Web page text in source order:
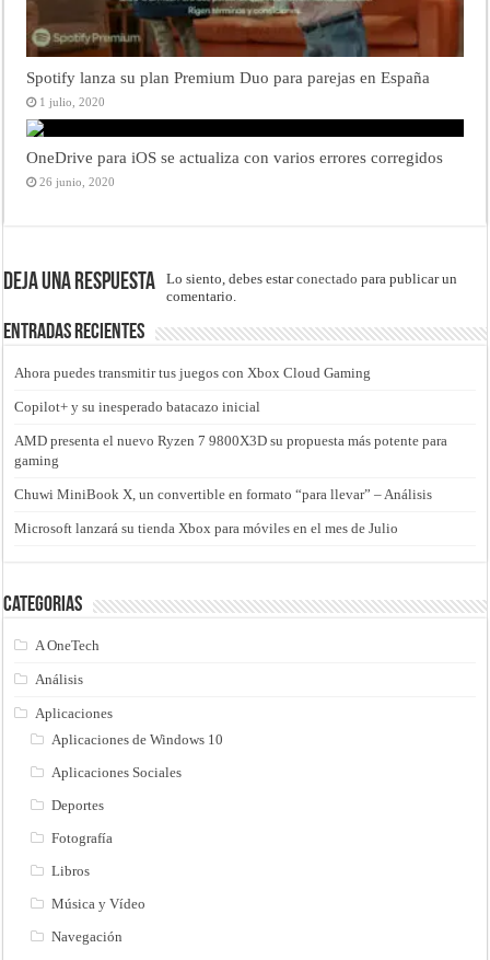
Spotify lanza su plan Premium Duo para parejas en España
1 julio, 2020
OneDrive para iOS se actualiza con varios errores corregidos
26 junio, 2020
Deja una respuesta Lo siento, debes estarconectado para publicar un
comentario.
Entradas recientes
Ahora puedes transmitir tus juegos con Xbox Cloud Gaming
Copilot+ y su inesperado batacazo inicial
AMD presenta el nuevo Ryzen 7 9800X3D su propuesta más potente para
gaming
Chuwi MiniBook X, un convertible en formato “para llevar” – Análisis
Microsoft lanzará su tienda Xbox para móviles en el mes de Julio
Categorias
A OneTech
Análisis
Aplicaciones
Aplicaciones de Windows 10
Aplicaciones Sociales
Deportes
Fotografía
Libros
Música y Vídeo
Navegación